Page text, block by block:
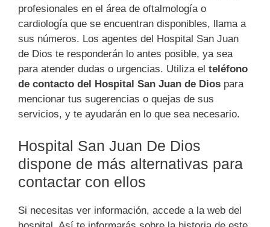
profesionales en el área de oftalmología o
cardiología que se encuentran disponibles, llama a
sus números. Los agentes del Hospital San Juan
de Dios te responderán lo antes posible, ya sea
para atender dudas o urgencias. Utiliza el teléfono
de contacto del Hospital San Juan de Dios para
mencionar tus sugerencias o quejas de sus
servicios, y te ayudarán en lo que sea necesario.
Hospital San Juan De Dios
dispone de más alternativas para
contactar con ellos
Si necesitas ver información, accede a la web del